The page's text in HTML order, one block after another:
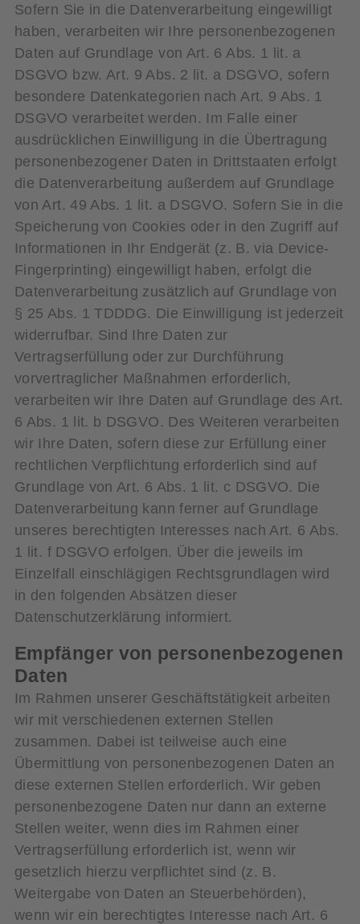
Sofern Sie in die Datenverarbeitung eingewilligt
haben, verarbeiten wir Ihre personenbezogenen
Daten auf Grundlage von Art. 6 Abs. 1 lit. a
DSGVO bzw. Art. 9 Abs. 2 lit. a DSGVO, sofern
besondere Datenkategorien nach Art. 9 Abs. 1
DSGVO verarbeitet werden. Im Falle einer
ausdrücklichen Einwilligung in die Übertragung
personenbezogener Daten in Drittstaaten erfolgt
die Datenverarbeitung außerdem auf Grundlage
von Art. 49 Abs. 1 lit. a DSGVO. Sofern Sie in die
Speicherung von Cookies oder in den Zugriff auf
Informationen in Ihr Endgerät (z. B. via Device-
Fingerprinting) eingewilligt haben, erfolgt die
Datenverarbeitung zusätzlich auf Grundlage von
§ 25 Abs. 1 TDDDG. Die Einwilligung ist jederzeit
widerrufbar. Sind Ihre Daten zur
Vertragserfüllung oder zur Durchführung
vorvertraglicher Maßnahmen erforderlich,
verarbeiten wir Ihre Daten auf Grundlage des Art.
6 Abs. 1 lit. b DSGVO. Des Weiteren verarbeiten
wir Ihre Daten, sofern diese zur Erfüllung einer
rechtlichen Verpflichtung erforderlich sind auf
Grundlage von Art. 6 Abs. 1 lit. c DSGVO. Die
Datenverarbeitung kann ferner auf Grundlage
unseres berechtigten Interesses nach Art. 6 Abs.
1 lit. f DSGVO erfolgen. Über die jeweils im
Einzelfall einschlägigen Rechtsgrundlagen wird
in den folgenden Absätzen dieser
Datenschutzerklärung informiert.
Empfänger von personenbezogenen
Daten
Im Rahmen unserer Geschäftstätigkeit arbeiten
wir mit verschiedenen externen Stellen
zusammen. Dabei ist teilweise auch eine
Übermittlung von personenbezogenen Daten an
diese externen Stellen erforderlich. Wir geben
personenbezogene Daten nur dann an externe
Stellen weiter, wenn dies im Rahmen einer
Vertragserfüllung erforderlich ist, wenn wir
gesetzlich hierzu verpflichtet sind (z. B.
Weitergabe von Daten an Steuerbehörden),
wenn wir ein berechtigtes Interesse nach Art. 6